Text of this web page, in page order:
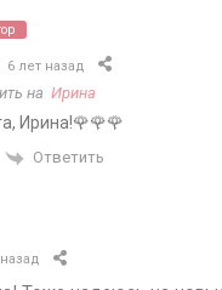
6 лет назад
на Ирина
Ирина!🌹🌹🌹
Ответить